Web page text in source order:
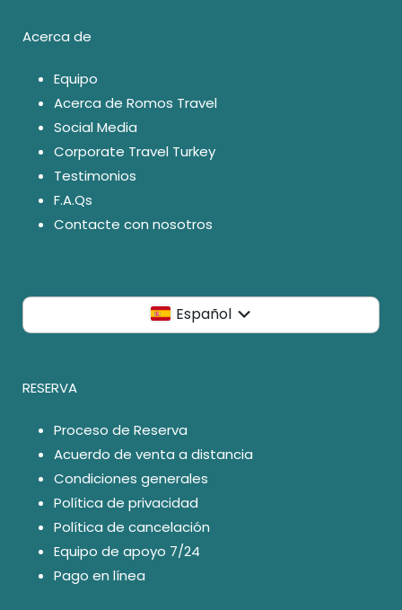
Acerca de
Equipo
Acerca de Romos Travel
Social Media
Corporate Travel Turkey
Testimonios
F.A.Qs
Contacte con nosotros
Español
RESERVA
Proceso de Reserva
Acuerdo de venta a distancia
Condiciones generales
Política de privacidad
Política de cancelación
Equipo de apoyo 7/24
Pago en línea